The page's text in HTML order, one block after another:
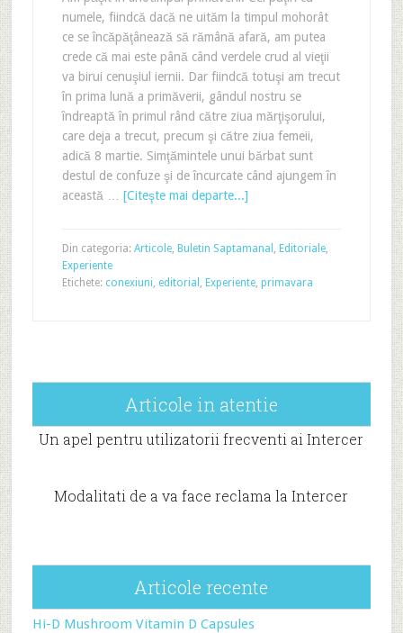
numele, fiindcă dacă ne uităm la timpul mohorât
ce se încăpăţânează să rămână afară, am putea
crede că mai este până când verdele crud al vieţii
va birui cenuşiul iernii. Dar fiindcă totuşi am trecut
în prima lună a primăverii, gândul nostru se
îndreaptă în primul rând către ziua mărţişorului,
care deja a trecut, precum şi către ziua femeii,
adică 8 martie. Simţămintele unui bărbat sunt
destul de confuze şi de încurcate când ajungem în
această … [Citeşte mai departe...]
Din categoria: Articole, Buletin Saptamanal , Editoriale,
Experiente
Etichete: conexiuni, editorial , Experiente, primavara
Articole in atentie
Un apel pentru utilizatorii frecventi ai Intercer
Modalitati de a va face reclama la Intercer
Articole recente
Hi-D Mushroom Vitamin D Capsules